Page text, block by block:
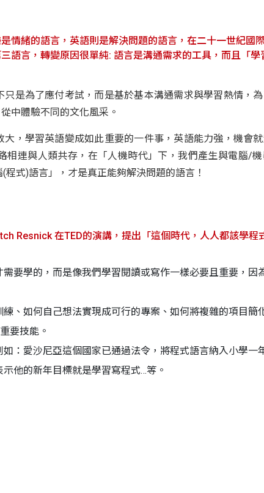
情緒的語言，英語則是解決問題的語言，在二十一世紀國
語言，轉變原因很單純: 語言是溝通需求的工具，而且「學
是為了應付考試，而是基於基本溝通需求與學習熱情，
中體驗不同的文化風采。
，學習英語變成如此重要的一件事，英語能力強，機會
連與人類共存，在「人機時代」下，我們產生與電腦/
式)語言」，才是真正能夠解決問題的語言！
Resnick 在TED的演講，提出「這個時代，人人都該學程
要學的，而是像我們學習閱讀或寫作一樣必要且重要，因
練、如何自己想法實現成可行的專案、如何將複雜的項目簡
要技能。
：愛沙尼亞這個國家已通過法令，將程式語言納入小學一
他的新年目標就是學習寫程式…等。